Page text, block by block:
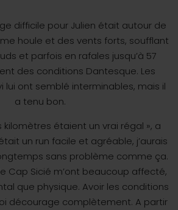
difficile pour Julien était autour de
houle et des vents forts, soufflant
et parfois en rafales jusqu’à 57
des conditions Dantesque. Les
lui ont semblé interminables, mais il
a tenu bon.
kilomètres étaient un vrai régal », a
un run facile et agréable, j’aurais
sans problème comme ça.
Cap Sicié m’ont beaucoup affecté,
que physique. Avoir les conditions
décourage complètement. A partir